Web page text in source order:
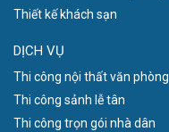
Thiết kế khách sạn
DỊCH VỤ
Thi công nội thất văn phòng
Thi công sảnh lễ tân
Thi công trọn gói nhà dân